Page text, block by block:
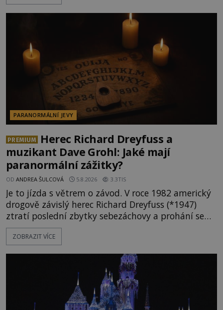
ta, na niž přijde Robert, by jen tak někoho
PARANORMÁLNÍ JEVY
PREMIUM
Herec Richard Dreyfuss a
muzikant Dave Grohl: Jaké mají
paranormální zážitky?
OD ANDREA ŠULCOVÁ 5.8.2026 3.3TIS
Je to jízda s větrem o závod. V roce 1982 americký
drogově závislý herec Richard Dreyfuss (*1947)
ztratí poslední zbytky sebezáchovy a prohání se
po silnicích ve svém mercedesu jako utržený ze
řetězu. Vše vyvrcholí katastrofou, když to Dreyfuss
následně nalezne schovaný kokain. Tímto
momentem se slavnému
ZOBRAZIT VÍCE